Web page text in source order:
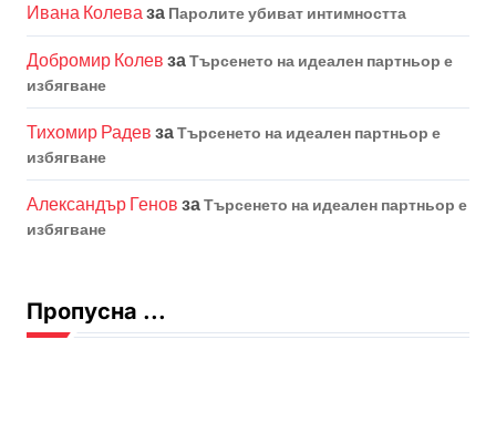
Ивана Колеваза Паролите убиват интимността
Добромир Колев заТърсенето на идеален партньор е
избягване
Тихомир Радев заТърсенето на идеален партньор е
избягване
Александър Генов заТърсенето на идеален партньор е
избягване
Пропусна ...